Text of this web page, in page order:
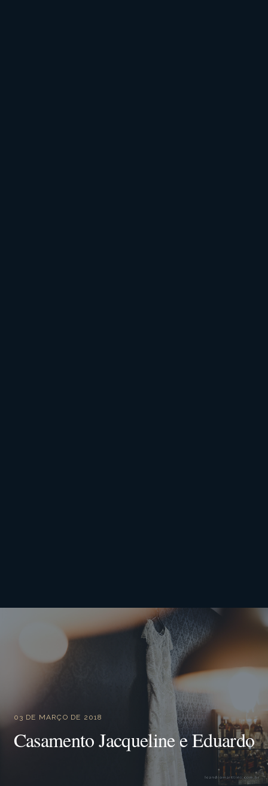
03 DE MARÇO DE 2018
Casamento Jacqueline e Eduardo